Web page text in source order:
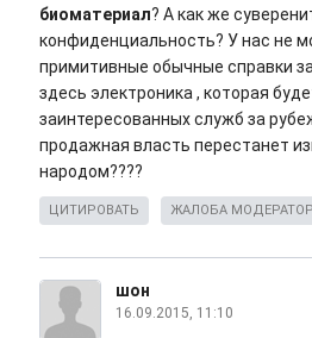
биоматериал? А как же
конфиденциальность? У нас не
примитивные обычные справки
здесь электроника , которая
заинтересованных служб за
продажная власть перестанет
народом????
ЦИТИРОВАТЬ ЖАЛОБА
шон
16.09.2015, 11:10